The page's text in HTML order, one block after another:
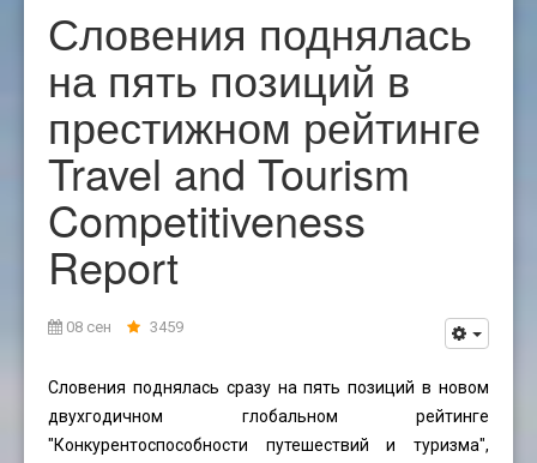
Словения поднялась
на пять позиций в
престижном рейтинге
Travel and Tourism
Competitiveness
Report
08 сен 3459
Словения поднялась сразу на пять позиций в новом
двухгодичном глобальном рейтинге
"Конкурентоспособности путешествий и туризма",